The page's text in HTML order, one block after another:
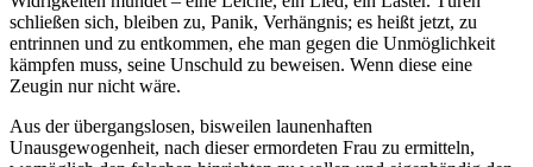
schließen sich, bleiben zu, Panik, Verhängnis; es heißt jetzt, zu
entrinnen und zu entkommen, ehe man gegen die Unmöglichkeit
kämpfen muss, seine Unschuld zu beweisen. Wenn diese eine
Zeugin nur nicht wäre.
Aus der übergangslosen, bisweilen launenhaften
Unausgewogenheit, nach dieser ermordeten Frau zu ermitteln,